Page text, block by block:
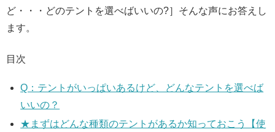
ど・・・どのテントを選べばいいの?］そんな声にお答えし
ます。
目次
Q：テントがいっぱいあるけど、どんなテントを選べば
いいの？
★まずはどんな種類のテントがあるか知っておこう【使